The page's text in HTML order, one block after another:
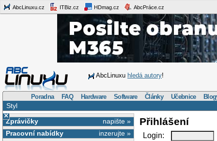
AbcLinuxu.cz ITBiz.cz HDmag.cz AbcPráce.cz
AbcLinuxu hledá autory!
Poradna FAQ Hardware Software Články Učebnice
Styl
×
napište »
Zprávičky
inzerujte »
Pracovní nabídky
Přihlášení
Login: